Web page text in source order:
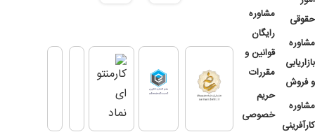
حقوقی
مشاوره
بازاریابی
و فروش
مشاوره
کارآفرینی
مشاوره
رایگان
قوانین و
مقررات
حریم
خصوصی